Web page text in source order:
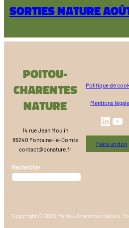
Sorties nature
Poitou-
Charentes
Nature
14 rue Jean Moulin
86240 Fontaine-le-Comte
contact@pcnature.fr
Rechercher
Politique de
Mentions
Faire un don
Copyright © 2026 Poitou-Charentes Nature.